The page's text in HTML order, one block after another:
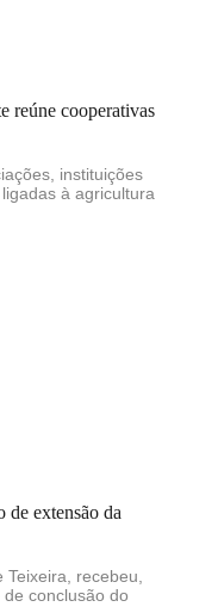
reúne cooperativas
instituições
à agricultura
de extensão da
recebeu,
conclusão do